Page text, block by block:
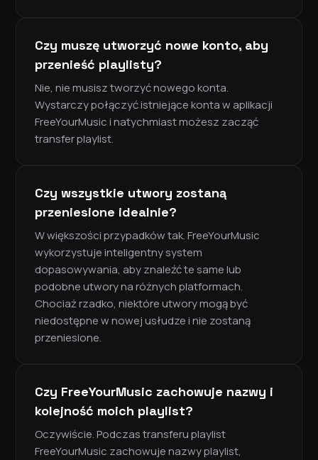
Czy muszę utworzyć nowe konto, aby
przenieść playlisty?
Nie, nie musisz tworzyć nowego konta.
Wystarczy połączyć istniejące konta w aplikacji
FreeYourMusic i natychmiast możesz zacząć
transfer playlist.
Czy wszystkie utwory zostaną
przeniesione idealnie?
W większości przypadków tak. FreeYourMusic
wykorzystuje inteligentny system
dopasowywania, aby znaleźć te same lub
podobne utwory na różnych platformach.
Chociaż rzadko, niektóre utwory mogą być
niedostępne w nowej usłudze i nie zostaną
przeniesione.
Czy FreeYourMusic zachowuje nazwy i
kolejność moich playlist?
Oczywiście. Podczas transferu playlist
FreeYourMusic zachowuje nazwy playlist,